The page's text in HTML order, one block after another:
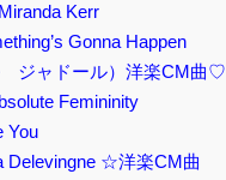
Kerr
Gonna Happen
ジャドール）洋楽CM曲♡
Femininity
You
Delevingne ☆洋楽CM曲